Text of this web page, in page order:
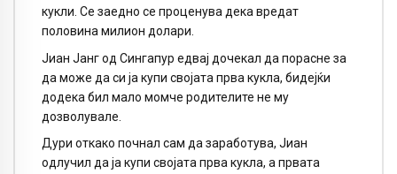
кукли. Се заедно се проценува дека вредат
половина милион долари.
Јиан Јанг од Сингапур едвај дочекал да порасне за
да може да си ја купи својата прва кукла, бидејќи
додека бил мало момче родителите не му
дозволувале.
Дури откако почнал сам да заработува, Јиан
одлучил да ја купи својата прва кукла, а првата